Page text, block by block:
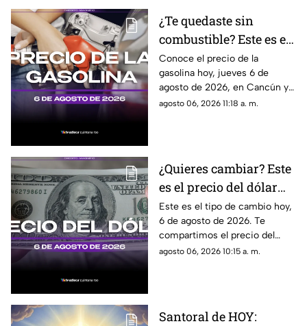
¿Te quedaste sin
combustible? Este es el
precio de la gasolina en
Quintana Roo HOY,
jueves 6 de agosto de
2026
Conoce el precio de la
gasolina hoy, jueves 6 de
agosto de 2026, en Cancún y
el resto de Quintana Roo. Este
agosto 06, 2026 11:18 a. m.
¿Quieres cambiar? Este
es el precio del dólar
estadounidense HOY, 6
de agosto de 2026 en
Cancún
Este es el tipo de cambio hoy,
6 de agosto de 2026. Te
compartimos el precio del
dólar hoy en Cancún, así como
agosto 06, 2026 10:15 a. m.
Santoral de HOY: